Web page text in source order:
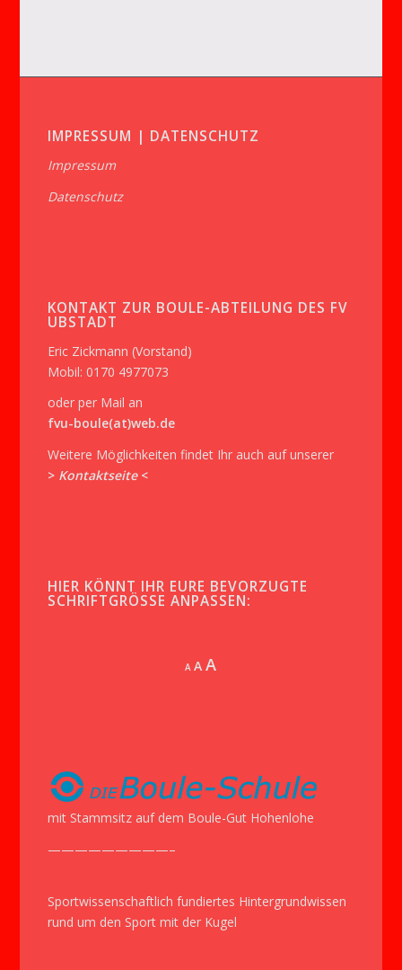
IMPRESSUM | DATENSCHUTZ
Impressum
Datenschutz
KONTAKT ZUR BOULE-ABTEILUNG DES FV
UBSTADT
Eric Zickmann (Vorstand)
Mobil: 0170 4977073
oder per Mail an
fvu-boule(at)web.de
Weitere Möglichkeiten findet Ihr auch auf unserer
> Kontaktseite <
HIER KÖNNT IHR EURE BEVORZUGTE
SCHRIFTGRÖSSE ANPASSEN:
A Decrease
AReset
AIncrease
mit Stammsitz auf dem Boule-Gut Hohenlohe
—————————–
Sportwissenschaftlich fundiertes Hintergrundwissen
rund um den Sport mit der Kugel